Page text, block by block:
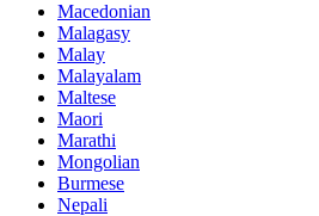
Macedonian
Malagasy
Malay
Malayalam
Maltese
Maori
Marathi
Mongolian
Burmese
Nepali